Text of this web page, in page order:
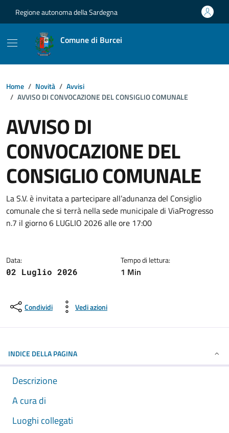
Regione autonoma della Sardegna
Comune di Burcei
Home Novità
Avvisi
AVVISO DI CONVOCAZIONE DEL CONSIGLIO COMUNALE
AVVISO DI
CONVOCAZIONE DEL
CONSIGLIO COMUNALE
Dettagli della notizia
La S.V. è invitata a partecipare all’adunanza del Consiglio
comunale che si terrà nella sede municipale di ViaProgresso
n.7 il giorno 6 LUGLIO 2026 alle ore 17:00
Data:
02 Luglio 2026
Tempo di lettura:
1 Min
Condividi Vedi azioni
INDICE DELLA PAGINA
Descrizione
A cura di
Luoghi collegati